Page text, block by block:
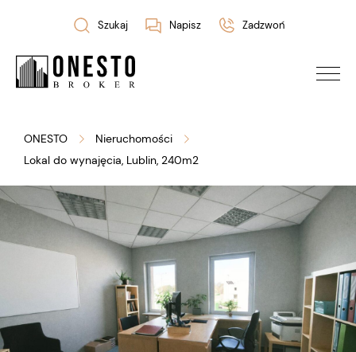
Szukaj Napisz Zadzwoń
ONESTO
Nieruchomości
Lokal do wynajęcia, Lublin, 240m2